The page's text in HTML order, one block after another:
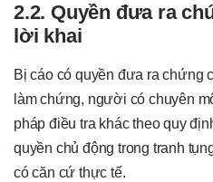
2.2. Quyền đưa ra
lời khai
Bị cáo có quyền đưa ra chứng
làm chứng, người có chuyên
pháp điều tra khác theo quy
quyền chủ động trong tranh
có căn cứ thực tế.